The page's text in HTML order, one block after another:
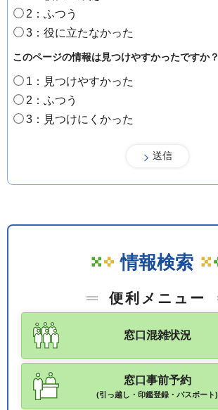
2：ふつう
3：役に立たなかった
このページの情報は見つけやすかったですか？
1：見つけやすかった
2：ふつう
3：見つけにくかった
情報検索
便利メニュー
窓口混雑状況
窓口事前予約
(引っ越し・印鑑登録・パスポート)